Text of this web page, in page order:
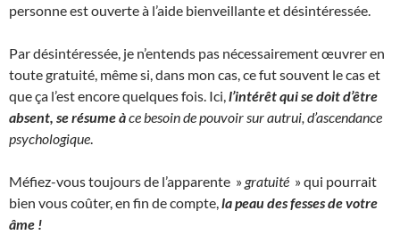
personne est ouverte à l’aide bienveillante et désintéressée.
Par désintéressée, je n’entends pas nécessairement œuvrer en
toute gratuité, même si, dans mon cas, ce fut souvent le cas et
que ça l’est encore quelques fois. Ici, l’intérêt qui se doit d’être
absent, se résume àce besoin de pouvoir sur autrui, d’ascendance
psychologique
Méfiez-vous toujours de l’apparente » gratuité » qui pourrait
bien vous coûter, en fin de compte, la peau des fesses de votre
âme !